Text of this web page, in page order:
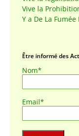
Vive la
Y a De La Fumée
Être informé des
Nom*
Email*